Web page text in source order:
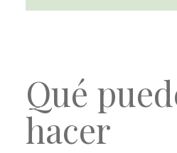
Qué
hacer